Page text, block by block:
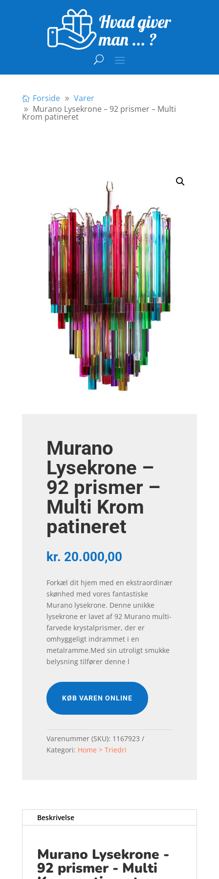
Forside
Varer
Murano Lysekrone – 92 prismer – Multi
Krom patineret
Murano
Lysekrone –
92 prismer –
Multi Krom
patineret
kr. 20.000,00
Forkæl dit hjem med en ekstraordinær
skønhed med vores fantastiske
Murano lysekrone. Denne unikke
lysekrone er lavet af 92 Murano multi-
farvede krystalprismer, der er
omhyggeligt indrammet i en
metalramme.Med sin utroligt smukke
belysning tilfører denne l
KØB VAREN ONLINE
Varenummer (SKU): 1167923
Kategori: Home > Triedri
Beskrivelse
Murano Lysekrone -
92 prismer - Multi